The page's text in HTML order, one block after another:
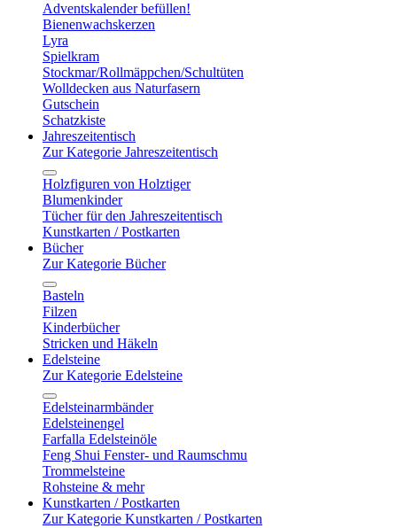
Adventskalender befüllen!
Bienenwachskerzen
Lyra
Spielkram
Stockmar/Rollmäppchen/Schultüten
Wolldecken aus Naturfasern
Gutschein
Schatzkiste
Jahreszeitentisch
Zur Kategorie Jahreszeitentisch
Holzfiguren von Holztiger
Blumenkinder
Tücher für den Jahreszeitentisch
Kunstkarten / Postkarten
Bücher
Zur Kategorie Bücher
Basteln
Filzen
Kinderbücher
Stricken und Häkeln
Edelsteine
Zur Kategorie Edelsteine
Edelsteinarmbänder
Edelsteinengel
Farfalla Edelsteinöle
Feng Shui Fenster- und Raumschmu
Trommelsteine
Rohsteine & mehr
Kunstkarten / Postkarten
Zur Kategorie Kunstkarten / Postkarten